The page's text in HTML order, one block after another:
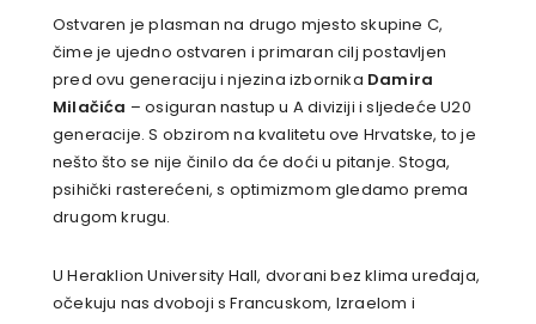
Ostvaren je plasman na drugo mjesto skupine C,
čime je ujedno ostvaren i primaran cilj postavljen
pred ovu generaciju i njezina izbornika Damira
Milačića – osiguran nastup u A diviziji i sljedeće U20
generacije. S obzirom na kvalitetu ove Hrvatske, to je
nešto što se nije činilo da će doći u pitanje. Stoga,
psihički rasterećeni, s optimizmom gledamo prema
drugom krugu.
U Heraklion University Hall, dvorani bez klima uređaja,
očekuju nas dvoboji s Francuskom, Izraelom i